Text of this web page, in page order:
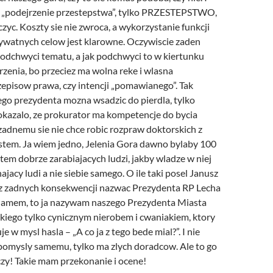
przestepstwa”, tylko PRZESTEPSTWO,
Koszty sie nie zwroca, a wykorzystanie funkcji
celow jest klarowne.Oczywiscie zaden
tematu, a jak podchwyci to w kiertunku
bo przeciez ma wolna reke i wlasna
prawa, czy intencji „pomawianego”. Tak
prezydenta mozna wsadzic do pierdla, tylko
ze prokurator ma kompetencje do bycia
sie nie chce robic rozpraw doktorskich z
Ja wiem jedno, Jelenia Gora dawno bylaby 100
dobrze zarabiajacych ludzi, jakby wladze w niej
ludi a nie siebie samego. O ile taki posel Janusz
zadnych konsekwencji nazwac Prezydenta RP Lecha
to ja nazywam naszego Prezydenta Miasta
tylko cynicznym nierobem i cwaniakiem, ktory
w mysl hasla – „A co ja z tego bede mial?”. I nie
samemu, tylko ma zlych doradcow. Ale to go
Takie mam przekonanie i ocene!